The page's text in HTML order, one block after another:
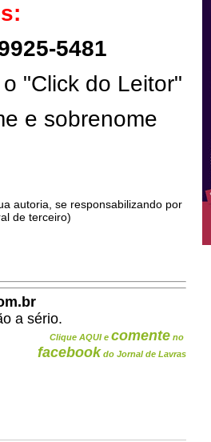
5481
"Click do Leitor"
e sobrenome
autoria, se responsabilizando por
de terceiro)
a sério.
Clique AQUI e comente no
facebook do Jornal de Lavras